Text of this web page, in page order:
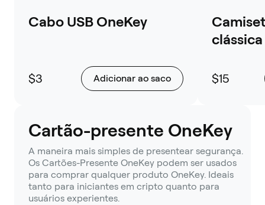
Cabo USB OneKey
$3 Adicionar ao saco $15
Cartão-presente OneKey
A maneira mais simples de presentear segurança.
Os Cartões-Presente OneKey podem ser usados
para comprar qualquer produto OneKey. Ideais
tanto para iniciantes em cripto quanto para
usuários experientes.